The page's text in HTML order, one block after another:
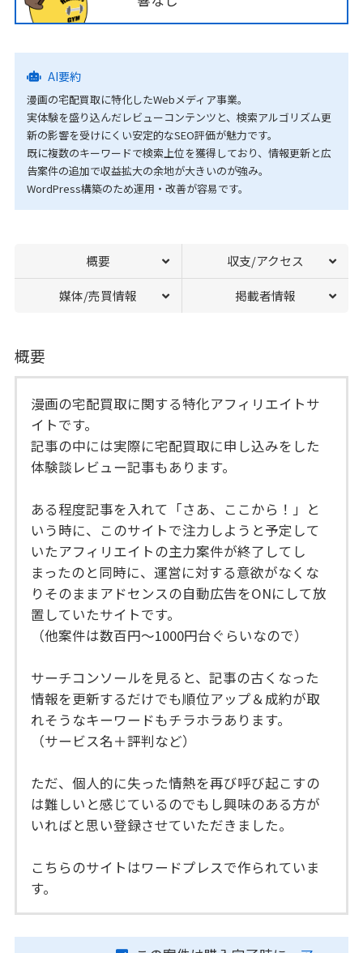
AI要約
漫画の宅配買取に特化したWebメディア事業。
実体験を盛り込んだレビューコンテンツと、検索アルゴリズム更
新の影響を受けにくい安定的なSEO評価が魅力です。
既に複数のキーワードで検索上位を獲得しており、情報更新と広
告案件の追加で収益拡大の余地が大きいのが強み。
WordPress構築のため運用・改善が容易です。
概要 収支/アクセス
媒体/売買情報 掲載者情報
概要
漫画の宅配買取に関する特化アフィリエイトサ
イトです。
記事の中には実際に宅配買取に申し込みをした
体験談レビュー記事もあります。
ある程度記事を入れて「さあ、ここから！」と
いう時に、このサイトで注力しようと予定して
いたアフィリエイトの主力案件が終了してし
まったのと同時に、運営に対する意欲がなくな
りそのままアドセンスの自動広告をONにして放
置していたサイトです。
（他案件は数百円～1000円台ぐらいなので）
サーチコンソールを見ると、記事の古くなった
情報を更新するだけでも順位アップ＆成約が取
れそうなキーワードもチラホラあります。
（サービス名＋評判など）
ただ、個人的に失った情熱を再び呼び起こすの
は難しいと感じているのでもし興味のある方が
いればと思い登録させていただきました。
こちらのサイトはワードプレスで作られていま
す。